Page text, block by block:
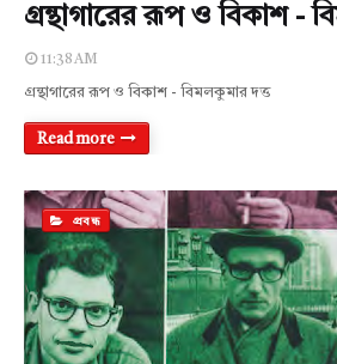
গ্রন্থাগারের রূপ ও বিকাশ -
11:38 AM
গ্রন্থাগারের রূপ ও বিকাশ - বিমলকুমার দত্ত
Read more
প্রবন্ধ